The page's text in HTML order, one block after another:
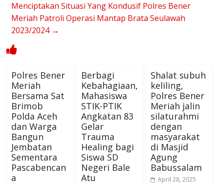
Menciptakan Situasi Yang Kondusif Polres Bener
Meriah Patroli Operasi Mantap Brata Seulawah
2023/2024 →
Polres Bener
Meriah
Bersama Sat
Brimob
Polda Aceh
dan Warga
Bangun
Jembatan
Sementara
Pascabencan
a
Berbagi
Kebahagiaan,
Mahasiswa
STIK-PTIK
Angkatan 83
Gelar
Trauma
Healing bagi
Siswa SD
Negeri Bale
Atu
Shalat subuh
keliling,
Polres Bener
Meriah jalin
silaturahmi
dengan
masyarakat
di Masjid
Agung
Babussalam
April 28, 2025